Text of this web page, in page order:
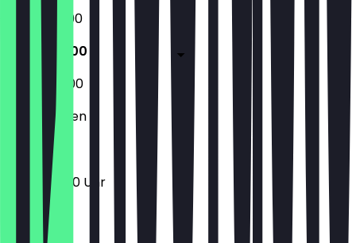
16:00 - 23:00
16:00 - 01:00
16:00 - 02:00
Geschlossen
16:00 - 01:00 Uhr